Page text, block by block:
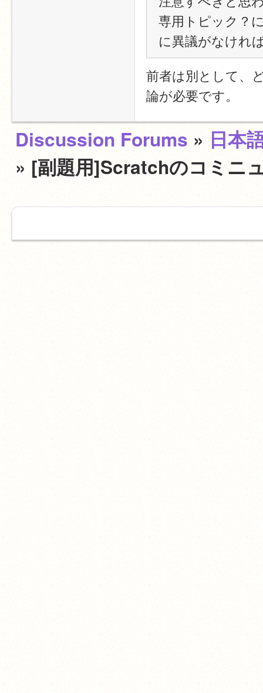
専用トピック？
に異議がなけれ
前者は別として、
論が必要です。
Discussion Forums » 日本
» [副題用]Scratchのコミニ